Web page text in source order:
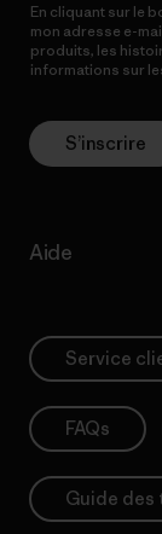
En cliquant sur le
mon adresse e-
produits, les
informations sur
S’inscrire
Aide
Service
FAQs
Guide des